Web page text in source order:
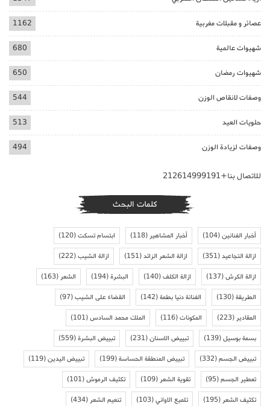
عصائر و مقبلات مغربية 1162
شهيوات عالمية 680
شهيوات رمضان 650
وصفات لانقاص الوزن 544
حلويات العيد 513
وصفات لزيادة الوزن 494
للاتصال بنا+212614999191
كلمات البحث
أخبار الفنانين(104) أخبار المشاهير(118) ابتسام تسكت(120)
ازالة التجاعيد(351) ازالة الشعر الزائد(151) ازالة الشيب(222)
ازالة الكرش(137) ازالة الكلف(140) البشرة(194) الشعر(163)
الطريقة(130) الفنانة دنيا بطمة(142) القضاء على الشيب(97)
المقادير(223) المكونات(116) الملك محمد السادس(101)
بسمة بوسيل(139) تبييض الاسنان(231) تبييض البشرة(559)
تبييض الجسم(332) تبييض المنطقة الحساسة(199) تبييض اليدين(119)
تعطير الجسم(95) تقوية الشعر(109) تكثيف الرموش(101)
تكثيف الشعر(195) تلميع الاواني(103) تنعيم الشعر(434)